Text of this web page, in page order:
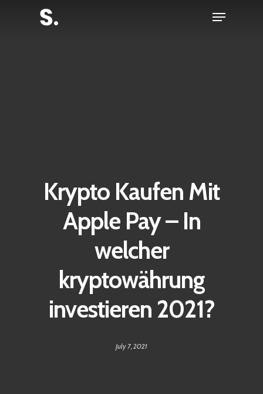
Menu
Krypto Kaufen Mit
Apple Pay – In
welcher
kryptowährung
investieren 2021?
July 7, 2021